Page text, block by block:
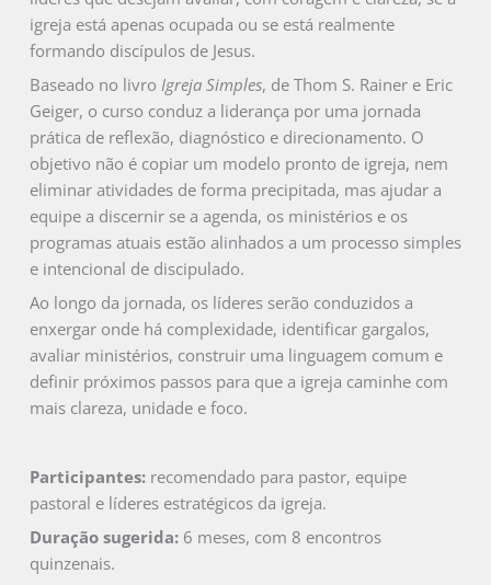
igreja está apenas ocupada ou se está realmente
formando discípulos de Jesus.
Baseado no livro Igreja Simples, de Thom S. Rainer e Eric
Geiger, o curso conduz a liderança por uma jornada
prática de reflexão, diagnóstico e direcionamento. O
objetivo não é copiar um modelo pronto de igreja, nem
eliminar atividades de forma precipitada, mas ajudar a
equipe a discernir se a agenda, os ministérios e os
programas atuais estão alinhados a um processo simples
e intencional de discipulado.
Ao longo da jornada, os líderes serão conduzidos a
enxergar onde há complexidade, identificar gargalos,
avaliar ministérios, construir uma linguagem comum e
definir próximos passos para que a igreja caminhe com
mais clareza, unidade e foco.
Participantes:recomendado para pastor, equipe
pastoral e líderes estratégicos da igreja.
Duração sugerida:6 meses, com 8 encontros
quinzenais.